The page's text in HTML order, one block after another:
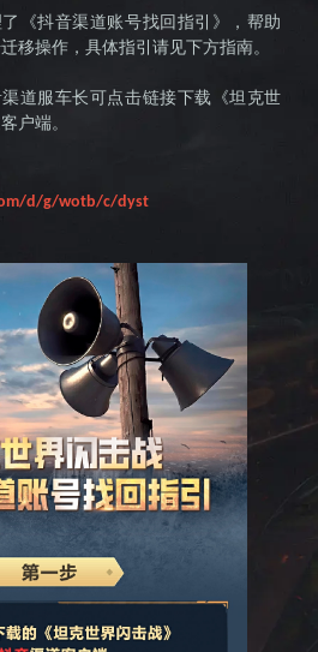
》
官
全球
《抖音渠道账号找回指引》，帮助
移操作，具体指引请见下方指南。
道服车长可点击链接下载《坦克世
户端。
d/g/wotb/c/dyst